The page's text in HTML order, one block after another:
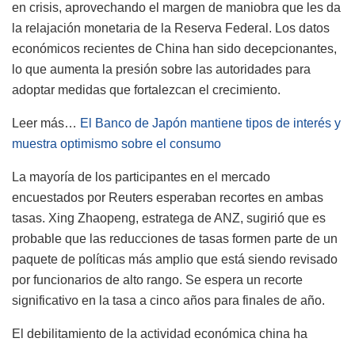
en crisis, aprovechando el margen de maniobra que les da
la relajación monetaria de la Reserva Federal. Los datos
económicos recientes de China han sido decepcionantes,
lo que aumenta la presión sobre las autoridades para
adoptar medidas que fortalezcan el crecimiento.
Leer más… El Banco de Japón mantiene tipos de interés y
muestra optimismo sobre el consumo
La mayoría de los participantes en el mercado
encuestados por Reuters esperaban recortes en ambas
tasas. Xing Zhaopeng, estratega de ANZ, sugirió que es
probable que las reducciones de tasas formen parte de un
paquete de políticas más amplio que está siendo revisado
por funcionarios de alto rango. Se espera un recorte
significativo en la tasa a cinco años para finales de año.
El debilitamiento de la actividad económica china ha